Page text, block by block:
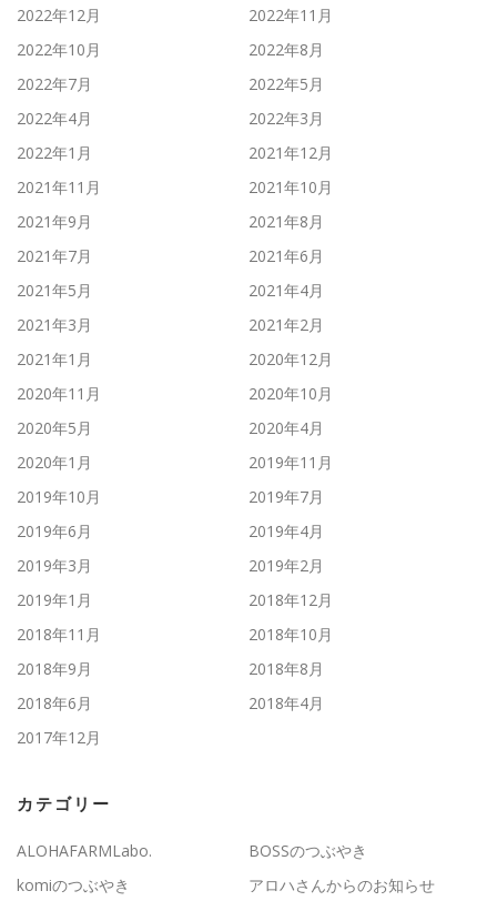
2022年12月
2022年11月
2022年10月
2022年8月
2022年7月
2022年5月
2022年4月
2022年3月
2022年1月
2021年12月
2021年11月
2021年10月
2021年9月
2021年8月
2021年7月
2021年6月
2021年5月
2021年4月
2021年3月
2021年2月
2021年1月
2020年12月
2020年11月
2020年10月
2020年5月
2020年4月
2020年1月
2019年11月
2019年10月
2019年7月
2019年6月
2019年4月
2019年3月
2019年2月
2019年1月
2018年12月
2018年11月
2018年10月
2018年9月
2018年8月
2018年6月
2018年4月
2017年12月
カテゴリー
ALOHAFARMLabo.
BOSSのつぶやき
komiのつぶやき
アロハさんからのお知らせ